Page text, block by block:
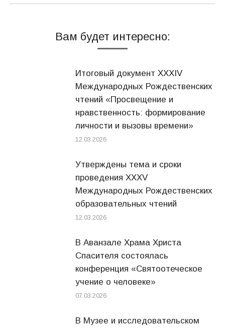
Вам будет интересно:
Итоговый документ XXХIV
Международных Рождественских
чтений «Просвещение и
нравственность: формирование
личности и вызовы времени»
12.03.2026
Утверждены тема и сроки
проведения XXXV
Международных Рождественских
образовательных чтений
12.03.2026
В Аванзале Храма Христа
Спасителя состоялась
конференция «Святоотеческое
учение о человеке»
07.03.2026
В Музее и исследовательском